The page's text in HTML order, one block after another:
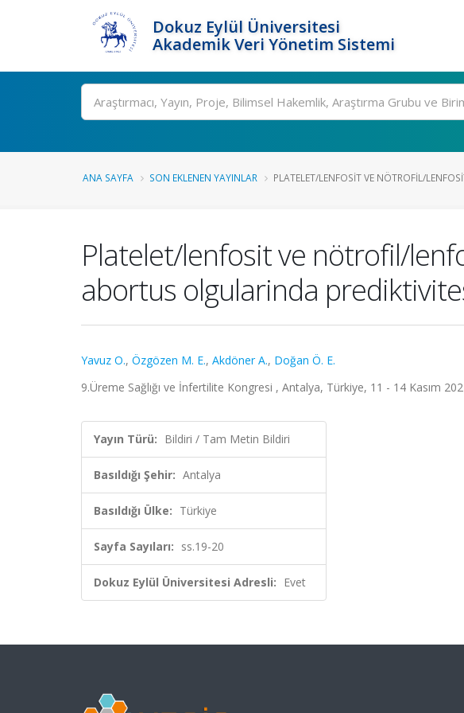
Dokuz Eylül Üniversitesi
Akademik Veri Yönetim Sistemi
Ara
ANA SAYFA SON EKLENEN YAYINLAR PLATELET/LENFOSIT VE NÖTROFIL/
Platelet/lenfosit ve nötrofil/
abortus olgularinda
Yavuz O., Özgözen M. E., Akdöner A., Doğan Ö. E.
9.Üreme Sağlığı ve İnfertilite Kongresi , Antalya, Türkiye, 11 - 14 Kasım
Yayın Türü: Bildiri / Tam Metin Bildiri
Basıldığı Şehir: Antalya
Basıldığı Ülke: Türkiye
Sayfa Sayıları: ss.19-20
Dokuz Eylül Üniversitesi Adresli: Evet